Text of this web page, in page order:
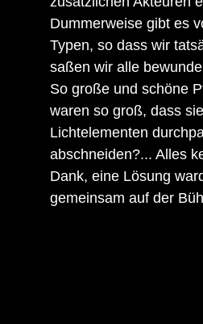
Dummerweise gibt es
Typen, so dass wir
saßen wir alle
So große und schöne
waren so groß, dass
Lichtelementen
abschneiden?... Alles
Dank, eine Lösung
gemeinsam auf der